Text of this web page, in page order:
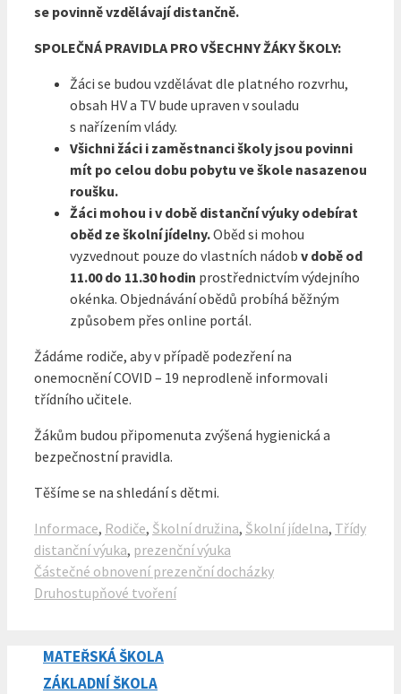
se povinně vzdělávají distančně.
SPOLEČNÁ PRAVIDLA PRO VŠECHNY ŽÁKY ŠKOLY:
Žáci se budou vzdělávat dle platného rozvrhu,
obsah HV a TV bude upraven v souladu
s nařízením vlády.
Všichni žáci i zaměstnanci školy jsou povinni
mít po celou dobu pobytu ve škole nasazenou
roušku.
Žáci mohou i v době distanční výuky odebírat
oběd ze školní jídelny.Oběd si mohou
vyzvednout pouze do vlastních nádob v době od
11.00 do 11.30 hodin prostřednictvím výdejního
okénka. Objednávání obědů probíhá běžným
způsobem přes online portál.
Žádáme rodiče, aby v případě podezření na
onemocnění COVID – 19 neprodleně informovali
třídního učitele.
Žákům budou připomenuta zvýšená hygienická a
bezpečnostní pravidla.
Těšíme se na shledání s dětmi.
Rubriky
Informace, Rodiče, Školní družina, Školní jídelna, Třídy
Štítky
distanční výuka, prezenční výuka
Částečné obnovení prezenční docházky
Druhostupňové tvoření
MATEŘSKÁ ŠKOLA
ZÁKLADNÍ ŠKOLA